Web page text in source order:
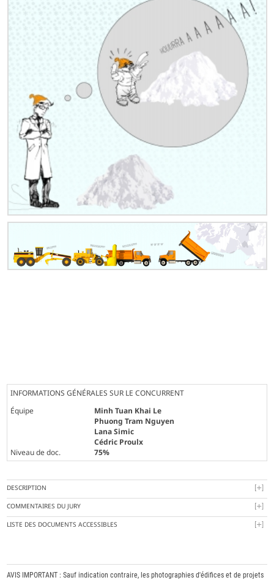
INFORMATIONS GÉNÉRALES SUR LE CONCURRENT
Équipe
Minh Tuan Khai Le
Phuong Tram Nguyen
Lana Simic
Cédric Proulx
Niveau de doc.
75%
DESCRIPTION
COMMENTAIRES DU JURY
LISTE DES DOCUMENTS ACCESSIBLES
AVIS IMPORTANT : Sauf indication contraire, les photographies d'édifices et de projets